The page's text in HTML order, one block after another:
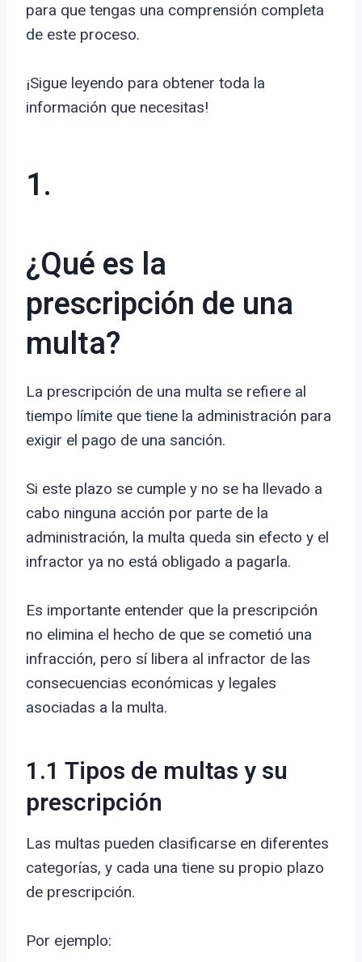
para que tengas una comprensión completa
de este proceso.
¡Sigue leyendo para obtener toda la
información que necesitas!
1.
¿Qué es la
prescripción de una
multa?
La prescripción de una multa se refiere al
tiempo límite que tiene la administración para
exigir el pago de una sanción.
Si este plazo se cumple y no se ha llevado a
cabo ninguna acción por parte de la
administración, la multa queda sin efecto y el
infractor ya no está obligado a pagarla.
Es importante entender que la prescripción
no elimina el hecho de que se cometió una
infracción, pero sí libera al infractor de las
consecuencias económicas y legales
asociadas a la multa.
1.1 Tipos de multas y su
prescripción
Las multas pueden clasificarse en diferentes
categorías, y cada una tiene su propio plazo
de prescripción.
Por ejemplo: